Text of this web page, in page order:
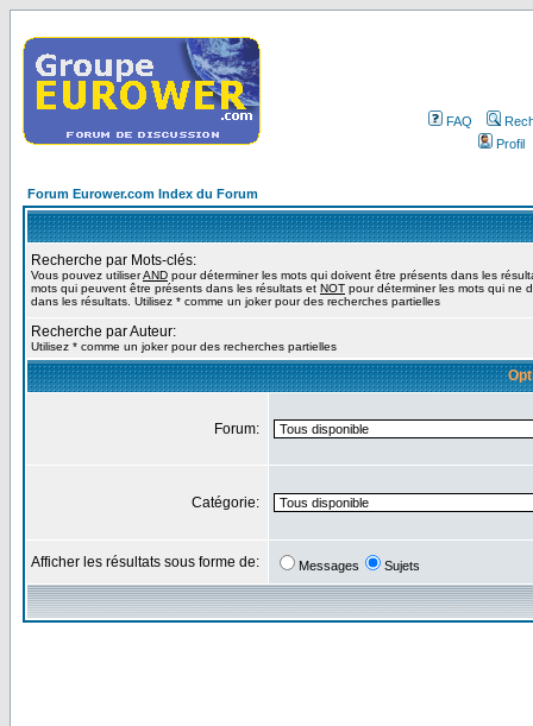
FAQ
Profil
Forum Eurower.com Index du Forum
Recherche par Mots-clés:
Vous pouvez utiliserAND pour déterminer les mots qui doivent être présents dans les
mots qui peuvent être présents dans les résultats et NOT pour déterminer les mots qui ne
dans les résultats. Utilisez * comme un joker pour des recherches partielles
Recherche par Auteur:
Utilisez * comme un joker pour des recherches partielles
Forum:
Catégorie:
Afficher les résultats sous forme de: Messages Sujets